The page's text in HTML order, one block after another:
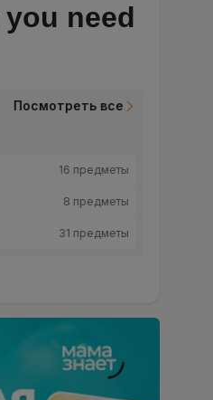
need
Посмотреть все
16 предметы
8 предметы
31 предметы